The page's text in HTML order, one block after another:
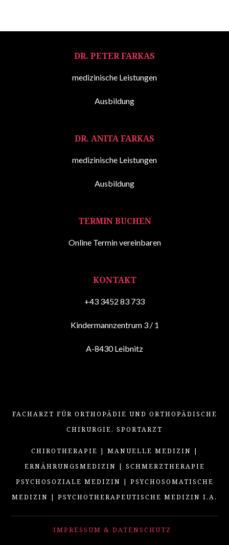
DR. PETER FARKAS
medizinische Leistungen
Ausbildung
DR. ANITA FARKAS
medizinische Leistungen
Ausbildung
TERMIN BUCHEN
Online Termin vereinbaren
KONTAKT
+43 3452 83 733
Kindermannzentrum 3 / 1
A-8430 Leibnitz
FACHARZT FÜR ORTHOPÄDIE UND ORTHOPÄDISCHE
CHIRURGIE, SPORTARZT
CHIROTHERAPIE | MANUELLE MEDIZIN |
ERNÄHRUNGSMEDIZIN | SCHMERZTHERAPIE
PSYCHOSOZIALE MEDIZIN | PSYCHOSOMATISCHE
MEDIZIN | PSYCHOTHERAPEUTISCHE MEDIZIN I.A.
IMPRESSUM & DATENSCHUTZ